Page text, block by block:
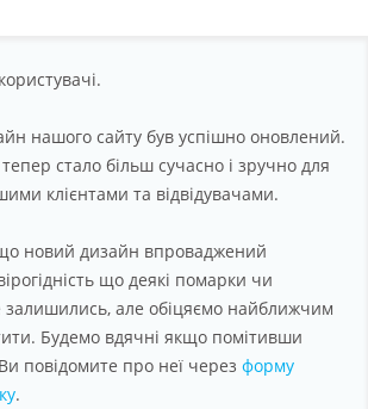
нашого сайту був успішно оновлений.
стало більш сучасно і зручно для
клієнтами та відвідувачами.
новий дизайн впроваджений
що деякі помарки чи
але обіцяємо найближчим
Будемо вдячні якщо помітивши
повідомите про неї через форму
.